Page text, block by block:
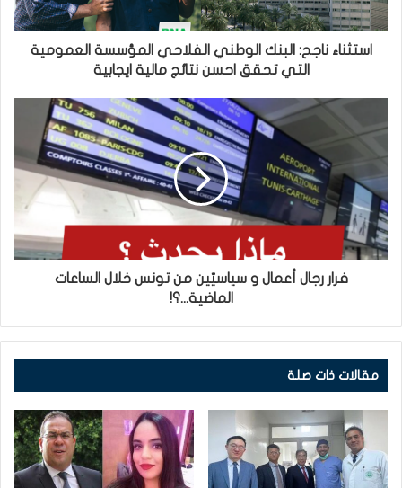
استثناء ناجح: البنك الوطني الفلاحي المؤسسة العمومية
التي تحقق احسن نتائج مالية ايجابية
فرار رجال أعمال و سياسيّين من تونس خلال الساعات
الماضية...؟!
مقالات ذات صلة